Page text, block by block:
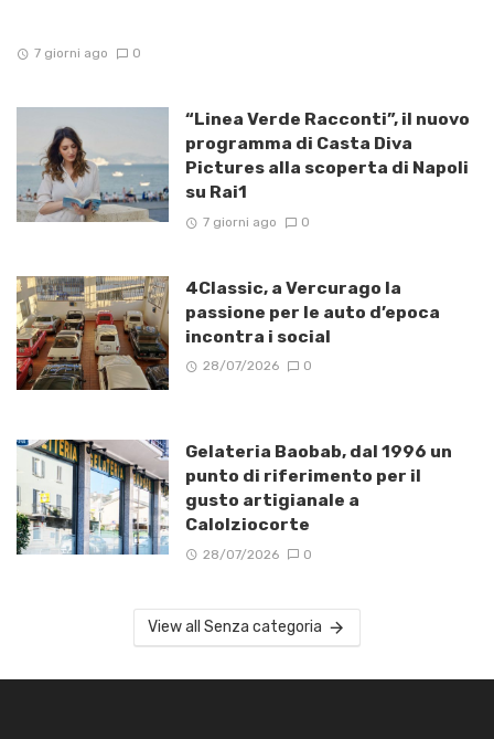
7 giorni ago 0
“Linea Verde Racconti”, il nuovo
programma di Casta Diva
Pictures alla scoperta di Napoli
su Rai1
7 giorni ago 0
4Classic, a Vercurago la
passione per le auto d’epoca
incontra i social
28/07/2026 0
Gelateria Baobab, dal 1996 un
punto di riferimento per il
gusto artigianale a
Calolziocorte
28/07/2026 0
View all Senza categoria